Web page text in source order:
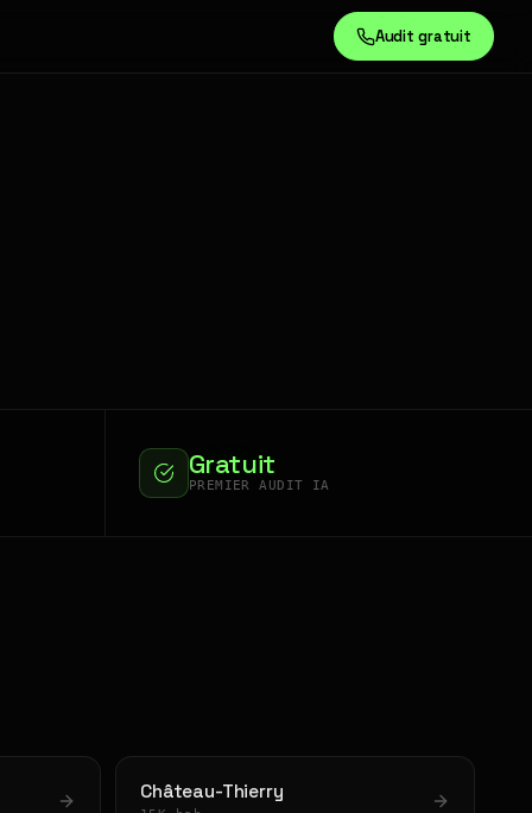
Audit gratuit
Gratuit
PREMIER AUDIT IA
Château-Thierry